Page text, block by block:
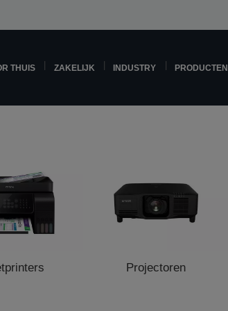
THUIS ZAKELIJK INDUSTRY PRODUCTEN
Projectoren